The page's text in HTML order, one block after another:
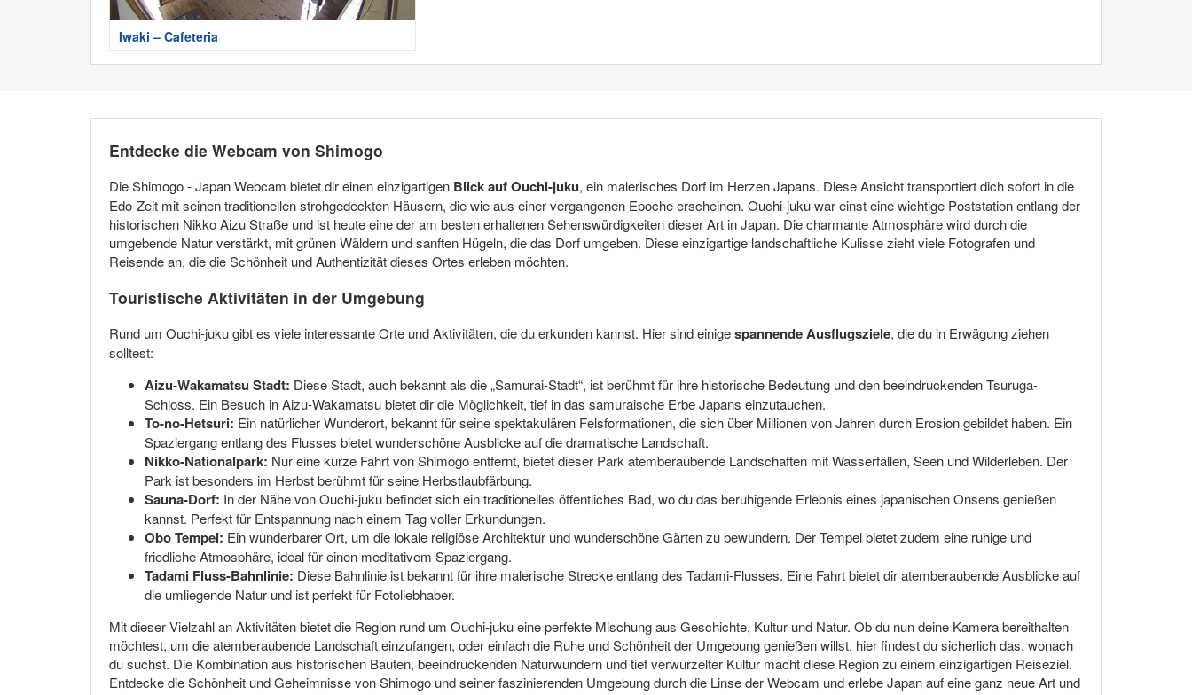
Iwaki – Cafeteria
Entdecke die Webcam von Shimogo
Die Shimogo - Japan Webcam bietet dir einen einzigartigen Blick auf Ouchi-juku, ein malerisches Dorf im Herzen Japans. Diese Ansicht transportiert dich sofort in die
Edo-Zeit mit seinen traditionellen strohgedeckten Häusern, die wie aus einer vergangenen Epoche erscheinen. Ouchi-juku war einst eine wichtige Poststation entlang der
historischen Nikko Aizu Straße und ist heute eine der am besten erhaltenen Sehenswürdigkeiten dieser Art in Japan. Die charmante Atmosphäre wird durch die
umgebende Natur verstärkt, mit grünen Wäldern und sanften Hügeln, die das Dorf umgeben. Diese einzigartige landschaftliche Kulisse zieht viele Fotografen und
Reisende an, die die Schönheit und Authentizität dieses Ortes erleben möchten.
Touristische Aktivitäten in der Umgebung
Rund um Ouchi-juku gibt es viele interessante Orte und Aktivitäten, die du erkunden kannst. Hier sind einigespannende Ausflugsziele, die du in Erwägung ziehen
solltest:
Aizu-Wakamatsu Stadt: Diese Stadt, auch bekannt als die „Samurai-Stadt“, ist berühmt für ihre historische Bedeutung und den beeindruckenden Tsuruga-
Schloss. Ein Besuch in Aizu-Wakamatsu bietet dir die Möglichkeit, tief in das samuraische Erbe Japans einzutauchen.
To-no-Hetsuri: Ein natürlicher Wunderort, bekannt für seine spektakulären Felsformationen, die sich über Millionen von Jahren durch Erosion gebildet haben. Ein
Spaziergang entlang des Flusses bietet wunderschöne Ausblicke auf die dramatische Landschaft.
Nikko-Nationalpark: Nur eine kurze Fahrt von Shimogo entfernt, bietet dieser Park atemberaubende Landschaften mit Wasserfällen, Seen und Wilderleben. Der
Park ist besonders im Herbst berühmt für seine Herbstlaubfärbung.
Sauna-Dorf: In der Nähe von Ouchi-juku befindet sich ein traditionelles öffentliches Bad, wo du das beruhigende Erlebnis eines japanischen Onsens genießen
kannst. Perfekt für Entspannung nach einem Tag voller Erkundungen.
Obo Tempel: Ein wunderbarer Ort, um die lokale religiöse Architektur und wunderschöne Gärten zu bewundern. Der Tempel bietet zudem eine ruhige und
friedliche Atmosphäre, ideal für einen meditativem Spaziergang.
Tadami Fluss-Bahnlinie: Diese Bahnlinie ist bekannt für ihre malerische Strecke entlang des Tadami-Flusses. Eine Fahrt bietet dir atemberaubende Ausblicke auf
die umliegende Natur und ist perfekt für Fotoliebhaber.
Mit dieser Vielzahl an Aktivitäten bietet die Region rund um Ouchi-juku eine perfekte Mischung aus Geschichte, Kultur und Natur. Ob du nun deine Kamera bereithalten
möchtest, um die atemberaubende Landschaft einzufangen, oder einfach die Ruhe und Schönheit der Umgebung genießen willst, hier findest du sicherlich das, wonach
du suchst. Die Kombination aus historischen Bauten, beeindruckenden Naturwundern und tief verwurzelter Kultur macht diese Region zu einem einzigartigen Reiseziel.
Entdecke die Schönheit und Geheimnisse von Shimogo und seiner faszinierenden Umgebung durch die Linse der Webcam und erlebe Japan auf eine ganz neue Art und